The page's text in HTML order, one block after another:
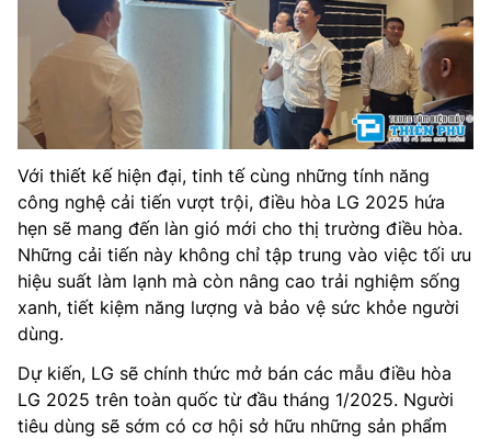
Với thiết kế hiện đại, tinh tế cùng những tính năng
công nghệ cải tiến vượt trội, điều hòa LG 2025 hứa
hẹn sẽ mang đến làn gió mới cho thị trường điều hòa.
Những cải tiến này không chỉ tập trung vào việc tối ưu
hiệu suất làm lạnh mà còn nâng cao trải nghiệm sống
xanh, tiết kiệm năng lượng và bảo vệ sức khỏe người
dùng.
Dự kiến, LG sẽ chính thức mở bán các mẫu điều hòa
LG 2025 trên toàn quốc từ đầu tháng 1/2025. Người
tiêu dùng sẽ sớm có cơ hội sở hữu những sản phẩm